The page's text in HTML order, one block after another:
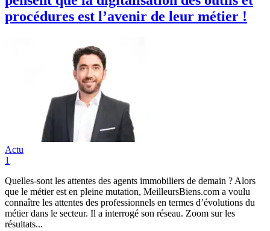
procédures est l’avenir de leur métier !
Actu
1
Quelles-sont les attentes des agents immobiliers de demain ? Alors
que le métier est en pleine mutation, MeilleursBiens.com a voulu
connaître les attentes des professionnels en termes d’évolutions du
métier dans le secteur. Il a interrogé son réseau. Zoom sur les
résultats...